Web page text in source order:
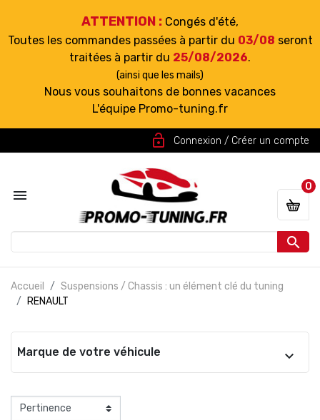
ATTENTION : Congés d'été,
Toutes les commandes passées à partir du 03/08 seront
traitées à partir du 25/08/2026.
(ainsi que les mails)
Nous vous souhaitons de bonnes vacances
L'équipe Promo-tuning.fr
lock_open Connexion / Créer un compte


0
Accueil
Suspensions / Chassis : un élément clé du tuning
RENAULT
Marque de votre véhicule